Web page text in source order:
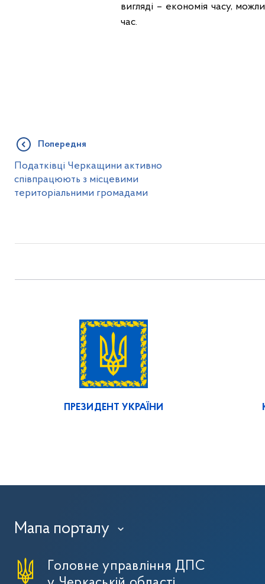
вигляді – економія часу,
час.
Попередня
Податківці Черкащини активно
співпрацюють з місцевими
територіальними громадами
ПРЕЗИДЕНТ УКРАЇНИ
Мапа порталу ›
Головне управління ДПС